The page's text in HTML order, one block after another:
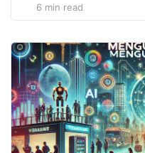
investor, baik yang
ini menjadi titik balik
keuntungan yang
6 min read